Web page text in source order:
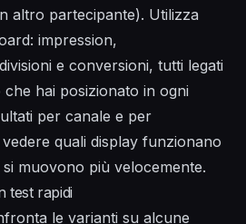
altro partecipante). Utilizza
impression,
e conversioni, tutti legati
hai posizionato in ogni
per canale e per
quali display funzionano
muovono più velocemente.
test rapidi
le varianti su alcune